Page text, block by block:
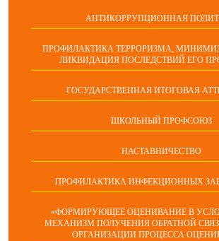
АНТИКОРРУПЦИОННАЯ
ПРОФИЛАКТИКА ТЕРРОРИЗМА,
ЛИКВИДАЦИЯ ПОСЛЕДСТВИЙ ЕГО
ГОСУДАРСТВЕННАЯ ИТОГОВАЯ
ШКОЛЬНЫЙ ПРОФСОЮЗ
НАСТАВНИЧЕСТВО
ПРОФИЛАКТИКА ИНФЕКЦИОННЫХ
«ФОРМИРУЮЩЕЕ ОЦЕНИВАНИЕ В
МЕХАНИЗМ ПОЛУЧЕНИЯ ОБРАТНОЙ
ОРГАНИЗАЦИИ ПРОЦЕССА